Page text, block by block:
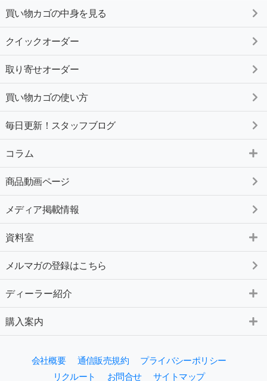
買い物カゴの中身を見る
クイックオーダー
取り寄せオーダー
買い物カゴの使い方
毎日更新！スタッフブログ
コラム
商品動画ページ
メディア掲載情報
資料室
メルマガの登録はこちら
ディーラー紹介
購入案内
会社概要 通信販売規約
プライバシーポリシー
リクルート
お問合せ サイトマップ